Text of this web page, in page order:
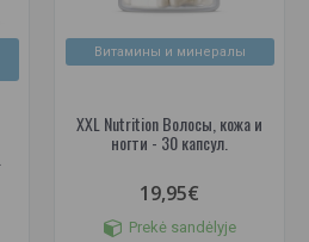
Витамины и минералы
XXL Nutrition Волосы, кожа и
ногти - 30 капсул.
19,95€
Prekė sandėlyje